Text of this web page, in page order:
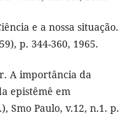
e a nossa situação.
p. 344-360, 1965.
A importância da
epistêmê em
Smo Paulo, v.12, n.1. p.